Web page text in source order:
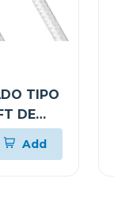
TIPO
DE
Add